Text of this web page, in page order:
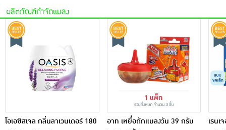
ผลิตภัณฑ์กำจัดแมลง
โอเอซิสเจล กลิ่นลาเวนเดอร์ 180
อาท เหยื่อดักแมลงวัน 39 กรัม
เรน